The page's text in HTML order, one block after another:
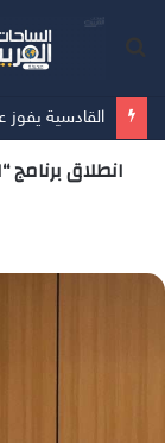
انطلاق برنامج